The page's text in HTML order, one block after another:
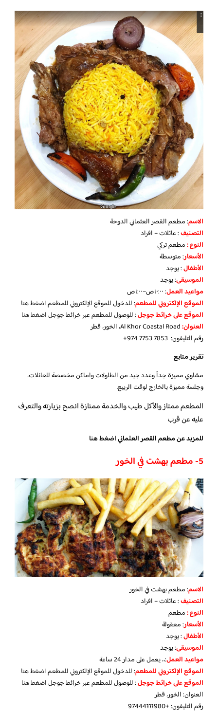
الاسم: مطعم القصر العثماني الدوحة
التصنيف: عائلات – افراد
النوع :مطعم تركي
الأسعار:متوسطة
الأطفال:يوجد
الموسيقى:يوجد
مواعيد العمل: ١٠:٠٠ص–١:٠٠ص
الموقع الإلكتروني للمطعم: للدخول للموقع الإلكتروني للمطعماضغط هنا
الموقع على خرائط جوجل: للوصول للمطعم عبر خرائط جوجلاضغط هنا
العنوان:
رقم التليفون: +974 7753 7853
تقرير متابع
مشاوي مميزة جداً وعدد جيد من الطاولات واماكن مخصصة للعائلات،
وجلسة مميزة بالخارج لوقت الربيع.
المطعم ممتاز والأكل طيب والخدمة ممتازة انصح بزيارته والتعرف
عليه عن قرب
للمزيد عن مطعم القصر العثمانياضغط هنا
5- مطعم بهشت في الخور
الاسم: مطعم بهشت في الخور
التصنيف: عائلات – افراد
النوع :مطعم
الأسعار:معقولة
الأطفال:يوجد
الموسيقى:يوجد
مواعيد العمل:،، يعمل على مدار 24 ساعة
الموقع الإلكتروني للمطعم: للدخول للموقع الإلكتروني للمطعماضغط هنا
الموقع على خرائط جوجل: للوصول للمطعم عبر خرائط جوجلاضغط هنا
العنوان: الخور، قطر
رقم التليفون: +97444111980